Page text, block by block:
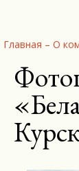
Главная – О